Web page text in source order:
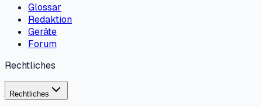
Glossar
Redaktion
Geräte
Forum
Rechtliches
Rechtliches